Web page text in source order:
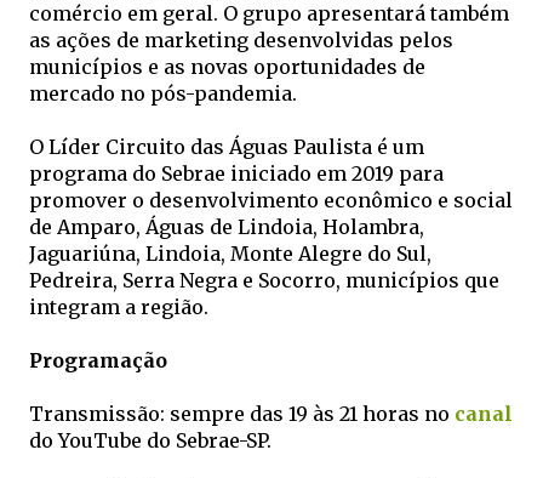
comércio em geral. O grupo apresentará também
as ações de marketing desenvolvidas pelos
municípios e as novas oportunidades de
mercado no pós-pandemia.
O Líder Circuito das Águas Paulista é um
programa do Sebrae iniciado em 2019 para
promover o desenvolvimento econômico e social
de Amparo, Águas de Lindoia, Holambra,
Jaguariúna, Lindoia, Monte Alegre do Sul,
Pedreira, Serra Negra e Socorro, municípios que
integram a região.
Programação
Transmissão: sempre das 19 às 21 horas no canal
do YouTube do Sebrae-SP.